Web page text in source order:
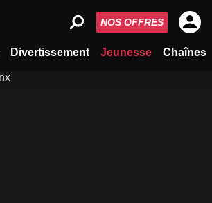
Divertissement Jeunesse Chaînes
NOS OFFRES